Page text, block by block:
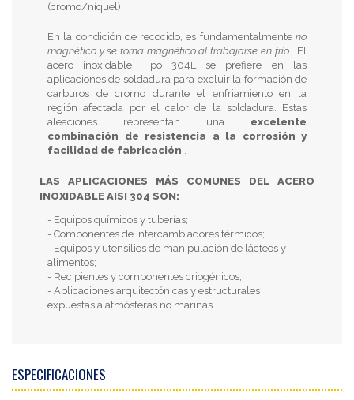
(cromo/níquel).
En la condición de recocido, es fundamentalmente no
magnético y se torna magnético al trabajarse en frío . El
acero inoxidable Tipo 304L se prefiere en las
aplicaciones de soldadura para excluir la formación de
carburos de cromo durante el enfriamiento en la
región afectada por el calor de la soldadura. Estas
aleaciones representan una excelente
combinación de resistencia a la corrosión y
facilidad de fabricación .
LAS APLICACIONES MÁS COMUNES DEL ACERO
INOXIDABLE AISI 304 SON:
- Equipos químicos y tuberías;
- Componentes de intercambiadores térmicos;
- Equipos y utensilios de manipulación de lácteos y
alimentos;
- Recipientes y componentes criogénicos;
- Aplicaciones arquitectónicas y estructurales
expuestas a atmósferas no marinas.
ESPECIFICACIONES